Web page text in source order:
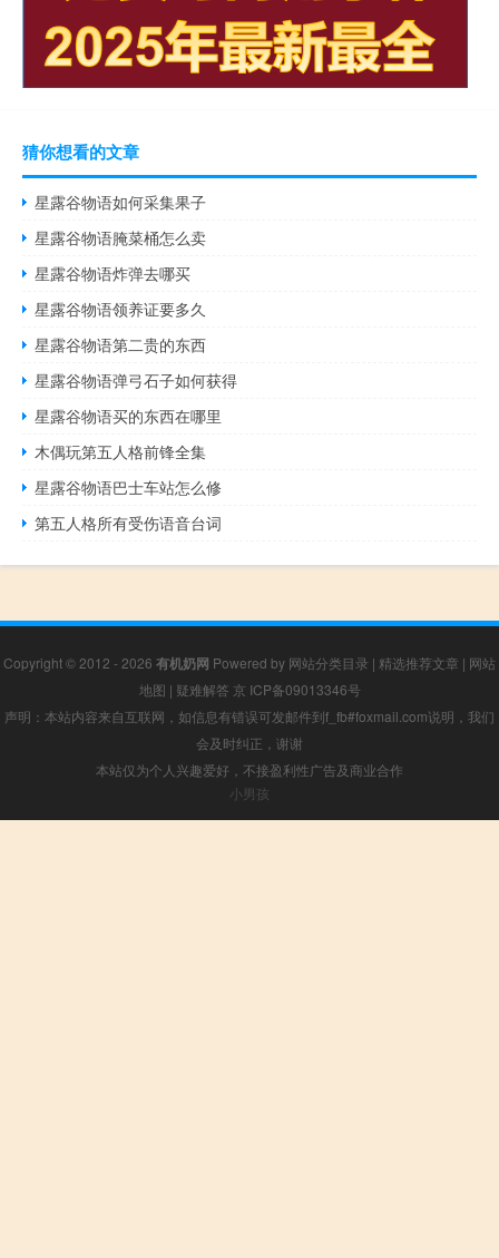
猜你想看的文章
星露谷物语如何采集果子
星露谷物语腌菜桶怎么卖
星露谷物语炸弹去哪买
星露谷物语领养证要多久
星露谷物语第二贵的东西
星露谷物语弹弓石子如何获得
星露谷物语买的东西在哪里
木偶玩第五人格前锋全集
星露谷物语巴士车站怎么修
第五人格所有受伤语音台词
Copyright © 2012 - 2026 有机奶网 Powered by 网站分类目录 | 精选推荐文章 | 网站
地图 | 疑难解答 京 ICP备09013346号
声明：本站内容来自互联网，如信息有错误可发邮件到f_fb#foxmail.com说明，我们
会及时纠正，谢谢
本站仅为个人兴趣爱好，不接盈利性广告及商业合作
小男孩